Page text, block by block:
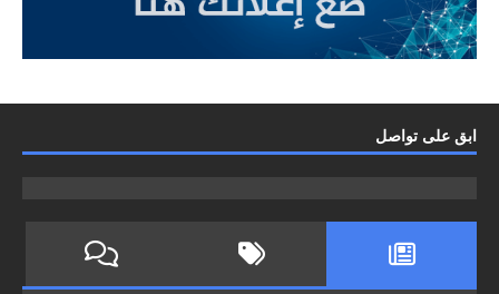
ابق على تواصل